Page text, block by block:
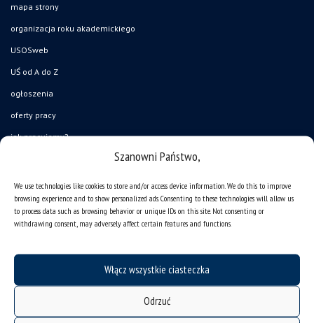
Szanowni Państwo,
We use technologies like cookies to store and/or access device information. We do this to improve
browsing experience and to show personalized ads. Consenting to these technologies will allow us
to process data such as browsing behavior or unique IDs on this site. Not consenting or
withdrawing consent, may adversely affect certain features and functions.
Włącz wszystkie ciasteczka
Odrzuć
mapa strony
organizacja roku akademickiego
USOSweb
UŚ od A do Z
ogłoszenia
oferty pracy
jak pracujemy?
Wirtualny UŚ
akty prawne UŚ
obronność i bezpieczeństwo
ochrona danych osobowych i klauzule RODO
zamówienia publiczne